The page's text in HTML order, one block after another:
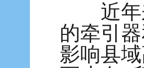
近年来
的牵引
影响县